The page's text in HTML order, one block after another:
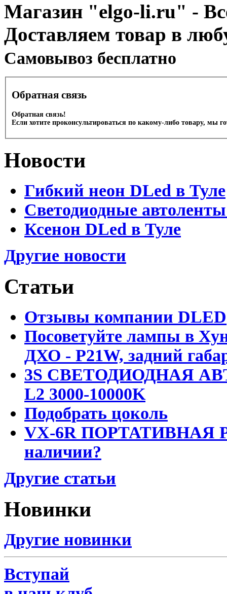
Магазин "elgo-li.ru" -
Доставляем товар в
Cамовывоз бесплатно
Обратная связь
Обратная связь!
Если хотите проконсультироваться по какому-либо товару, мы
Новости
Гибкий неон DLed в Туле
Светодиодные
Ксенон DLed в Туле
Другие новости
Статьи
Отзывы компании DLED
Посоветуйте лампы в
ДХО - P21W, задний
3S СВЕТОДИОДНАЯ
L2 3000-10000K
Подобрать цоколь
VX-6R ПОРТАТИВНАЯ
наличии?
Другие статьи
Новинки
Другие новинки
Вступай